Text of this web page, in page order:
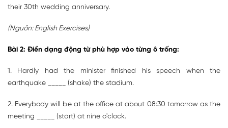
their 30th wedding anniversary.
(Nguồn: English Exercises)
Bài 2: Điền dạng động từ phù hợp vào từng ô trống:
1. Hardly had the minister finished his speech when the
earthquake _____ (shake) the stadium.
2. Everybody will be at the office at about 08:30 tomorrow as the
meeting _____ (start) at nine o'clock.